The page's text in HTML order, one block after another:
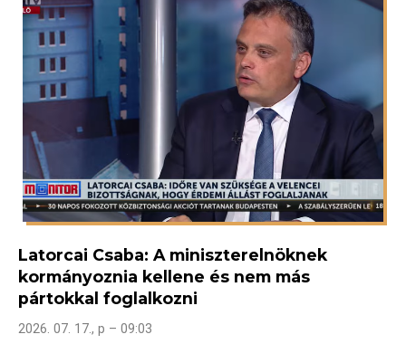
Latorcai Csaba: A miniszterelnöknek
kormányoznia kellene és nem más
pártokkal foglalkozni
2026. 07. 17., p – 09:03